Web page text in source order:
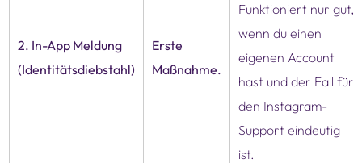
2. In-App Meldung
(Identitätsdiebstahl)
Erste
Maßnahme.
Funktioniert nur gut,
wenn du einen
eigenen Account
hast und der Fall für
den Instagram-
Support eindeutig
ist.